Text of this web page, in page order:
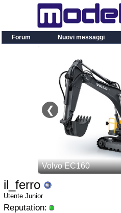
Forum Nuovi messaggi
il_ferro
Utente Junior
Reputation: